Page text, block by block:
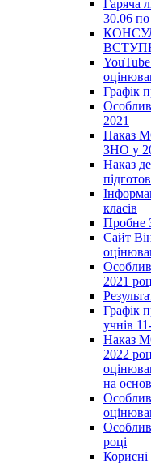
Гаряча
30.06
Графік
2021
Наказ
ЗНО у
Наказ
класів
Пробне
Сайт
2021
Графік
учнів
Наказ
2022
на
році